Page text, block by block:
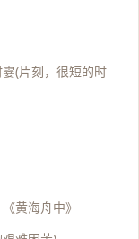
(片刻，很短的时
黄海舟中》